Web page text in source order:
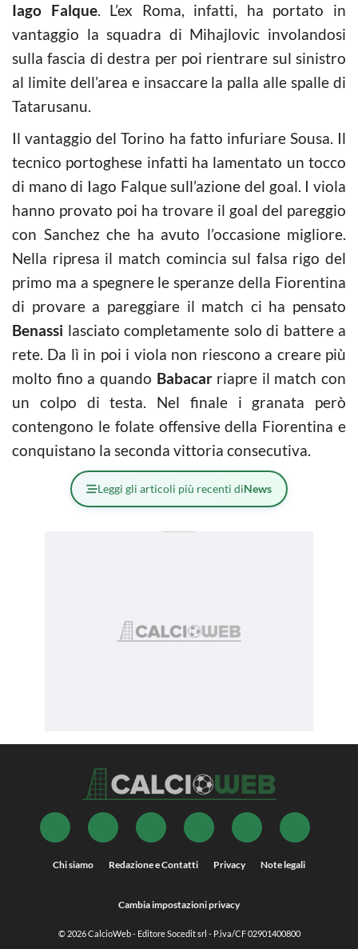
Iago Falque. L’ex Roma, infatti, ha portato in
vantaggio la squadra di Mihajlovic involandosi
sulla fascia di destra per poi rientrare sul sinistro
al limite dell’area e insaccare la palla alle spalle di
Tatarusanu.
Il vantaggio del Torino ha fatto infuriare Sousa. Il
tecnico portoghese infatti ha lamentato un tocco
di mano di Iago Falque sull’azione del goal. I viola
hanno provato poi ha trovare il goal del pareggio
con Sanchez che ha avuto l’occasione migliore.
Nella ripresa il match comincia sul falsa rigo del
primo ma a spegnere le speranze della Fiorentina
di provare a pareggiare il match ci ha pensato
Benassi lasciato completamente solo di battere a
rete. Da lì in poi i viola non riescono a creare più
molto fino a quando Babacarriapre il match con
un colpo di testa. Nel finale i granata però
contengono le folate offensive della Fiorentina e
conquistano la seconda vittoria consecutiva.
Leggi gli articoli più recenti diNews
Chi siamo Redazione e Contatti Privacy Note legali
Cambia impostazioni privacy
© 2026CalcioWeb- Editore Socedit srl - P.iva/CF 02901400800